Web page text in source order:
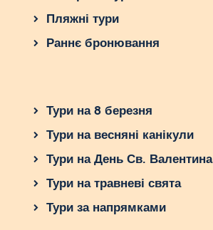
Пляжні тури
Раннє бронювання
Тури на 8 березня
Тури на весняні канікули
Тури на День Св. Валентина
Тури на травневі свята
Тури за напрямками